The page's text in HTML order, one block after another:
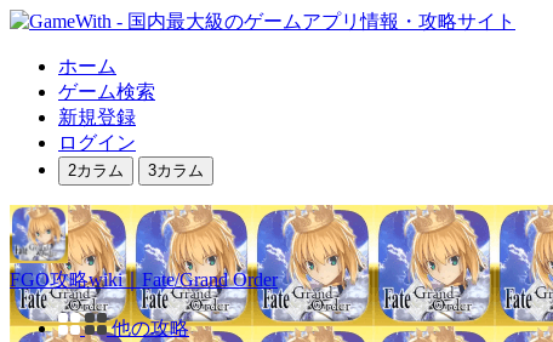
ホーム
ゲーム検索
新規登録
ログイン
2カラム 3カラム
FGO攻略wiki｜Fate/Grand Order
他の攻略